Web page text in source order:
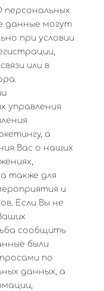
персональных
данные могут
при условии
или в
управления
а
Вас о наших
также для
и
Если Вы не
сообщить
были
по
данных, а